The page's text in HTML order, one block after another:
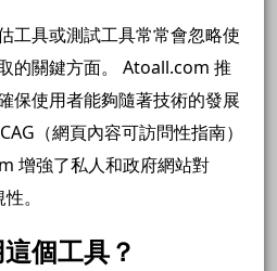
工具或測試工具常常會忽略使
的關鍵方面。 Atoall.com 推
保使用者能夠隨著技術的發展
（網頁內容可訪問性指南）
增強了私人和政府網站對
。
個工具？